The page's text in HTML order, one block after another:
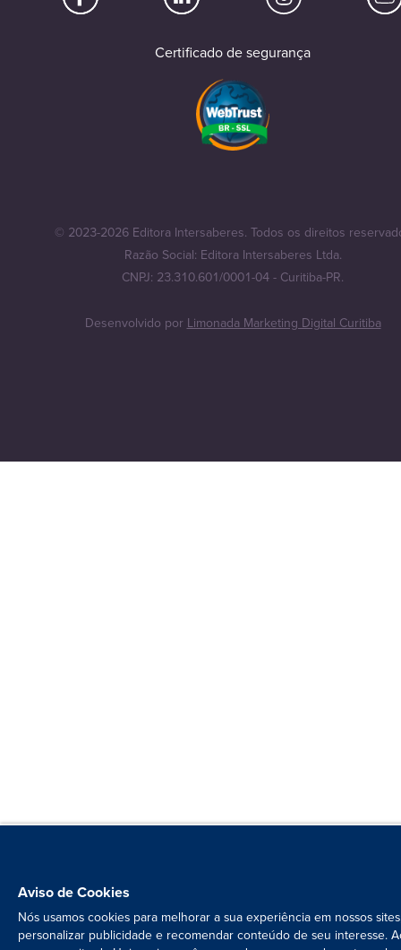
Certificado de segurança
© 2023-2026 Editora Intersaberes. Todos os direitos
Razão Social: Editora Intersaberes Ltda.
CNPJ: 23.310.601/0001-04 - Curitiba-PR.
Desenvolvido por Limonada Marketing Digital Curitiba
Aviso de Cookies
Nós usamos cookies para melhorar a sua experiência em nossos
personalizar publicidade e recomendar conteúdo de seu interesse.